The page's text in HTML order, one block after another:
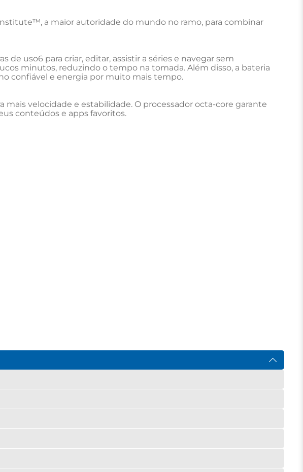
a maior autoridade do mundo no ramo, para combinar
uso6 para criar, editar, assistir a séries e navegar sem
minutos, reduzindo o tempo na tomada. Além disso, a bateria
confiável e energia por muito mais tempo.
mais velocidade e estabilidade. O processador octa-core garante
conteúdos e apps favoritos.